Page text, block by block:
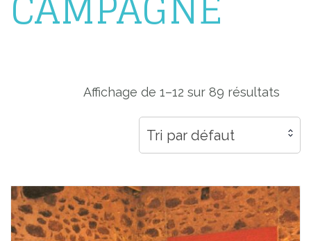
Affichage de 1–12 sur 89 résultats
Tri par défaut